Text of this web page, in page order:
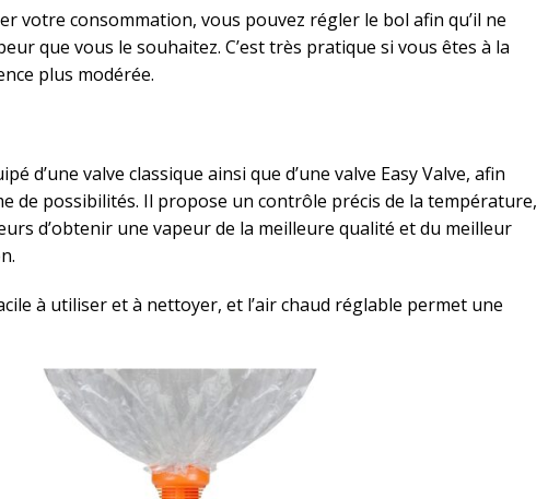
votre consommation, vous pouvez régler le bol afin qu’il ne
que vous le souhaitez. C’est très pratique si vous êtes à la
plus modérée.
d’une valve classique ainsi que d’une valve Easy Valve, afin
de possibilités. Il propose un contrôle précis de la température,
d’obtenir une vapeur de la meilleure qualité et du meilleur
à utiliser et à nettoyer, et l’air chaud réglable permet une